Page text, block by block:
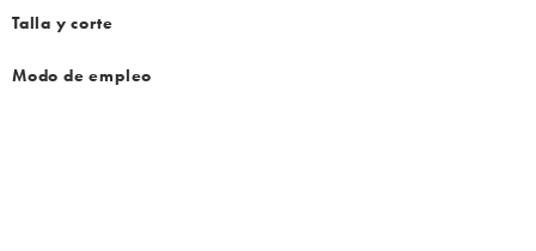
Talla y corte
Modo de empleo